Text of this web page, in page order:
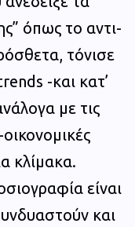
όπως το αντι-
τόνισε
-και κατ’
με τις
κλίμακα.
είναι
και